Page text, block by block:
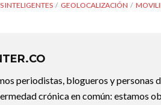
INTELIGENTES GEOLOCALIZACIÓN
periodistas, blogueros y personas
crónica en común: estamos